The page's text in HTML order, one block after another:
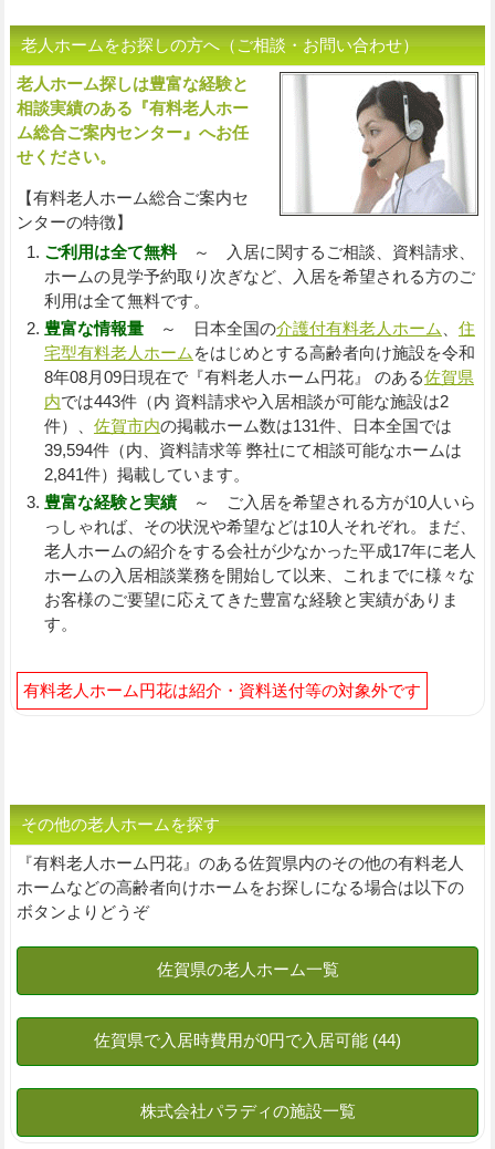
老人ホームをお探しの方へ（ご相談・お問い合わせ）
老人ホーム探しは豊富な経験と
相談実績のある『有料老人ホー
ム総合ご案内センター』へお任
せください。
【有料老人ホーム総合ご案内セ
ンターの特徴】
ご利用は全て無料～ 入居に関するご相談、資料請求、
ホームの見学予約取り次ぎなど、入居を希望される方のご
利用は全て無料です。
豊富な情報量～ 日本全国の介護付有料老人ホーム
住
宅型有料老人ホーム をはじめとする高齢者向け施設を令和
8年08月09日現在で『有料老人ホーム円花』 のある佐賀県
内では443件（内 資料請求や入居相談が可能な施設は2
件）、 佐賀市内の掲載ホーム数は131件、日本全国では
39,594件（内、資料請求等 弊社にて相談可能なホームは
2,841件）掲載しています。
豊富な経験と実績～ ご入居を希望される方が10人いら
っしゃれば、その状況や希望などは10人それぞれ。まだ、
老人ホームの紹介をする会社が少なかった平成17年に老人
ホームの入居相談業務を開始して以来、これまでに様々な
お客様のご要望に応えてきた豊富な経験と実績がありま
す。
有料老人ホーム円花は紹介・資料送付等の対象外です
その他の老人ホームを探す
『有料老人ホーム円花』のある佐賀県内のその他の有料老人
ホームなどの高齢者向けホームをお探しになる場合は以下の
ボタンよりどうぞ